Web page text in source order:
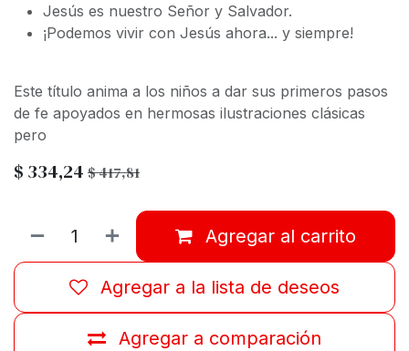
Jesús es nuestro Señor y Salvador.
¡Podemos vivir con Jesús ahora... y siempre!
Este título anima a los niños a dar sus primeros pasos
de fe apoyados en hermosas ilustraciones clásicas
pero
$ 334,24 $417,81
Agregar al carrito
Agregar a comparación
Agregar a la lista de deseos